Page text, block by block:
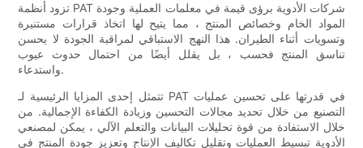
تزود أنظمة PAT شركات الأدوية برؤى قيمة في معلمات العملية وجودة
المواد الخام وخصائص المنتج ، مما يتيح لها اتخاذ قرارات مستنيرة
وتسويات أثناء الطيران. هذا النهج الاستباقي لمراقبة الجودة لا يحسن
تناسق المنتج فحسب ، بل يقلل أيضًا من احتمال حدوث عيوب
واستدعاء.
تتمثل إحدى المزايا الرئيسية لـ PAT في قدرتها على تحسين عمليات
التصنيع من خلال تحديد مجالات التحسين وزيادة الكفاءة الإجمالية. من
خلال الاستفادة من قوة تحليلات البيانات والتعلم الآلي ، يمكن لمصنعي
الأدوية تبسيط العمليات وتقليل تكاليف الإنتاج وتعزيز جودة المنتج في